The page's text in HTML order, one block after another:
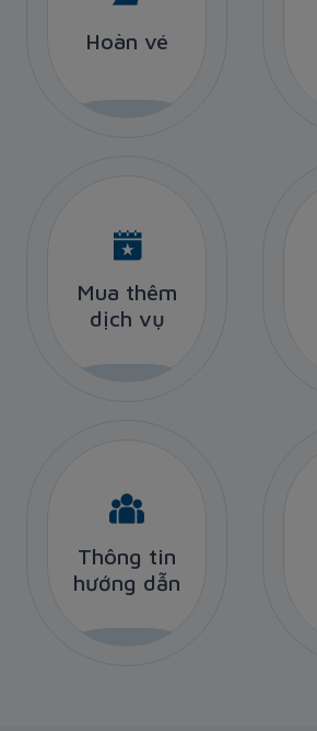
Hoàn vé
Hoàn vé
Mua thêm
dịch vụ
Mua thêm
dịch vụ
Thông tin
hướng dẫn
Thông tin
hướng dẫn